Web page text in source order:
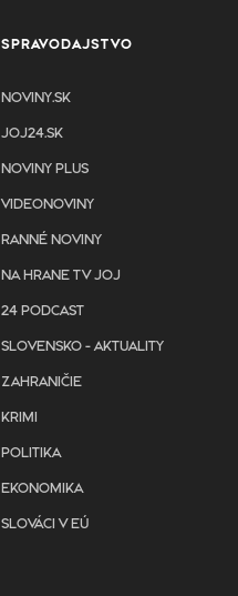
SPRAVODAJSTVO
NOVINY.SK
JOJ24.SK
NOVINY PLUS
VIDEONOVINY
RANNÉ NOVINY
NA HRANE TV JOJ
24 PODCAST
SLOVENSKO - AKTUALITY
ZAHRANIČIE
KRIMI
POLITIKA
EKONOMIKA
SLOVÁCI V EÚ